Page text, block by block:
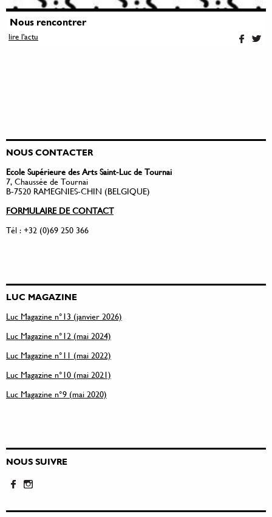
Nous rencontrer
lire l'actu
NOUS CONTACTER
Ecole Supérieure des Arts Saint-Luc de Tournai
7, Chaussée de Tournai
B-7520 RAMEGNIES-CHIN (BELGIQUE)
FORMULAIRE DE CONTACT
Tél : +32 (0)69 250 366
LUC MAGAZINE
Luc Magazine n°13 (janvier 2026)
Luc Magazine n°12 (mai 2024)
Luc Magazine n°11 (mai 2022)
Luc Magazine n°10 (mai 2021)
Luc Magazine n°9 (mai 2020)
NOUS SUIVRE